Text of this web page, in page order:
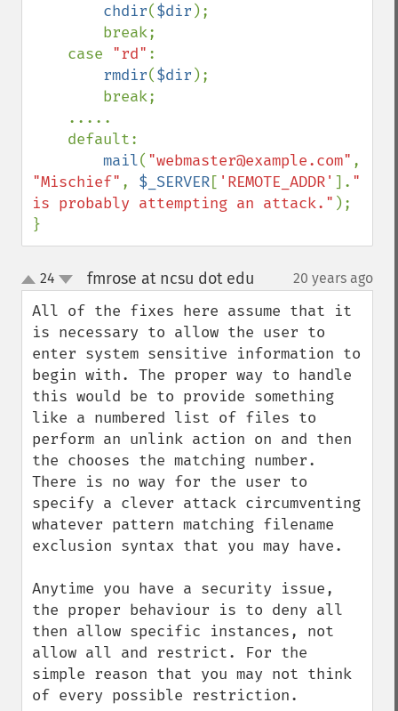
chdir($dir );
    case
"rd" :
rmdir($dir );
mail( "webmaster@example.com"
"Mischief" , $_SERVER[ 'REMOTE_ADDR' ]. "
is probably attempting an attack." );
}
up
down
24 fmrose at ncsu dot edu 20 years ago
All of the fixes here assume that it
is necessary to allow the user to
enter system sensitive information to
begin with. The proper way to handle
this would be to provide something
like a numbered list of files to
perform an unlink action on and then
the chooses the matching number.
There is no way for the user to
specify a clever attack circumventing
whatever pattern matching filename
exclusion syntax that you may have.
Anytime you have a security issue,
the proper behaviour is to deny all
then allow specific instances, not
allow all and restrict. For the
simple reason that you may not think
of every possible restriction.